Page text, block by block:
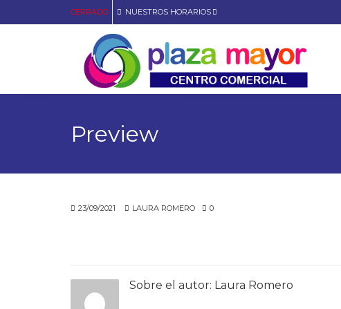
CERRADO NUESTROS HORARIOS
Preview
23/09/2021 LAURA ROMERO 0
Sobre el autor: Laura Romero